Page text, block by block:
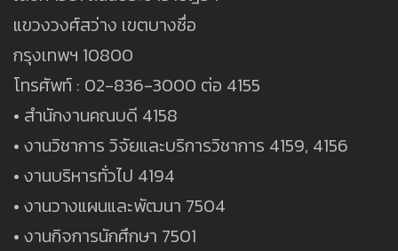
แขวงวงศ์สว่าง เขตบางซื่อ
กรุงเทพฯ 10800
โทรศัพท์ : 02-836-3000 ต่อ 4155
• สำนักงานคณบดี 4158
• งานวิชาการ วิจัยและบริการวิชาการ 4159, 4156
• งานบริหารทั่วไป 4194
• งานวางแผนและพัฒนา 7504
• งานกิจการนักศึกษา 7501